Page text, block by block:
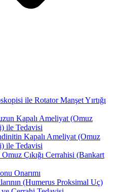
ile Rotator Manşet Yırtığı
Kapalı Ameliyat (Omuz
ile Tedavisi
Kapalı Ameliyat (Omuz
ile Tedavisi
Çıkığı Cerrahisi (Bankart
Onarımı
(Humerus Proksimal Uç)